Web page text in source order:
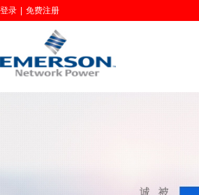
登录 免费注册